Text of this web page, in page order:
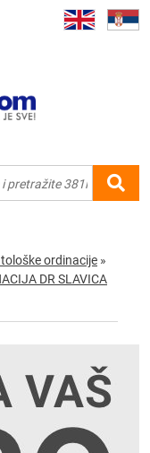
ordinacije »
DR SLAVICA